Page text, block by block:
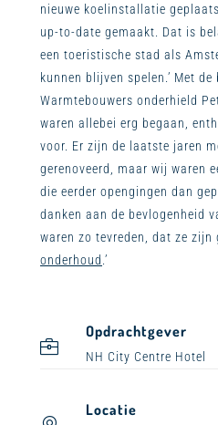
nieuwe koelinstallatie
up-to-date gemaakt. Dat is
een toeristische stad als
kunnen blijven spelen.’ Met de
Warmtebouwers onderhield
waren allebei erg begaan,
voor. Er zijn de laatste jaren
gerenoveerd, maar wij waren
die eerder opengingen dan
danken aan de bevlogenheid
waren zo tevreden, dat ze zijn
onderhoud .’
Opdrachtgever
NH City Centre Hotel
Locatie